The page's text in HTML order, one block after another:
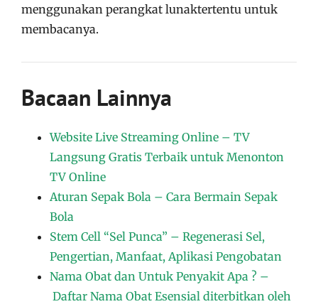
menggunakan perangkat lunaktertentu untuk
membacanya.
Bacaan Lainnya
Website Live Streaming Online – TV
Langsung Gratis Terbaik untuk Menonton
TV Online
Aturan Sepak Bola – Cara Bermain Sepak
Bola
Stem Cell “Sel Punca” – Regenerasi Sel,
Pengertian, Manfaat, Aplikasi Pengobatan
Nama Obat dan Untuk Penyakit Apa ? –
Daftar Nama Obat Esensial diterbitkan oleh